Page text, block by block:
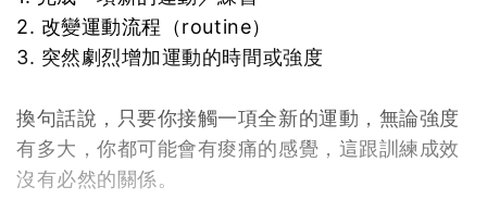
2. 改變運動流程（routine）
3. 突然劇烈增加運動的時間或強度
換句話說，只要你接觸一項全新的運動，無論強度
有多大，你都可能會有痠痛的感覺，這跟訓練成效
沒有必然的關係。